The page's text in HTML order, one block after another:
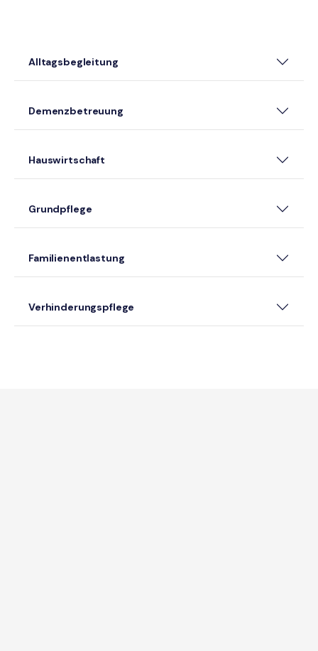
Alltagsbegleitung
Demenzbetreuung
Hauswirtschaft
Grundpflege
Familienentlastung
Verhinderungspflege